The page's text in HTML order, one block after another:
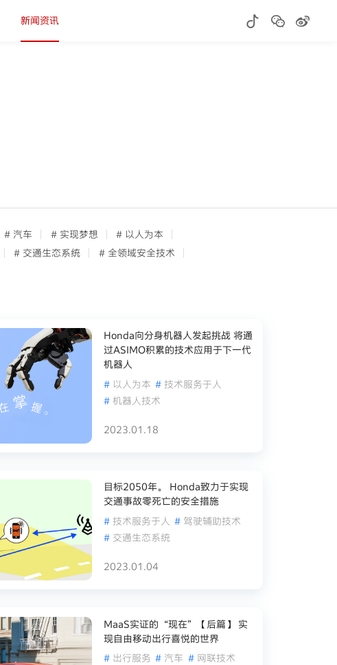
新闻资讯
# 汽车 # 实现梦想
# 以人为本
# 交通生态系统
# 全领域安全技术
Honda向分身机器人发起挑战 将通
过ASIMO积累的技术应用于下一代
机器人
# 以人为本 # 技术服务于人
# 机器人技术
2023.01.18
目标2050年。 Honda致力于实现
交通事故零死亡的安全措施
# 技术服务于人 # 驾驶辅助技术
# 交通生态系统
2023.01.04
MaaS实证的“现在”【后篇】 实
现自由移动出行喜悦的世界
# 出行服务 # 汽车 # 网联技术